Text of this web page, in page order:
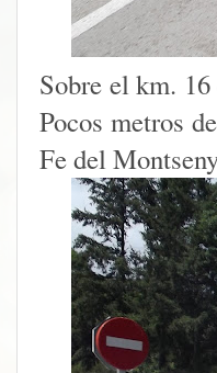
Sobre el km.
Pocos metros
Fe del